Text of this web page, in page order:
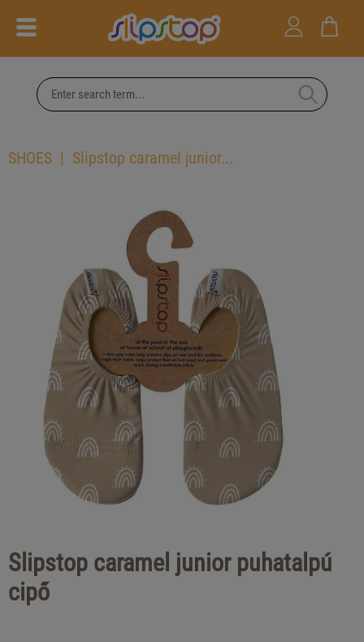
SHOES Slipstop caramel junior...
Slipstop caramel junior puhatalpú
cipő